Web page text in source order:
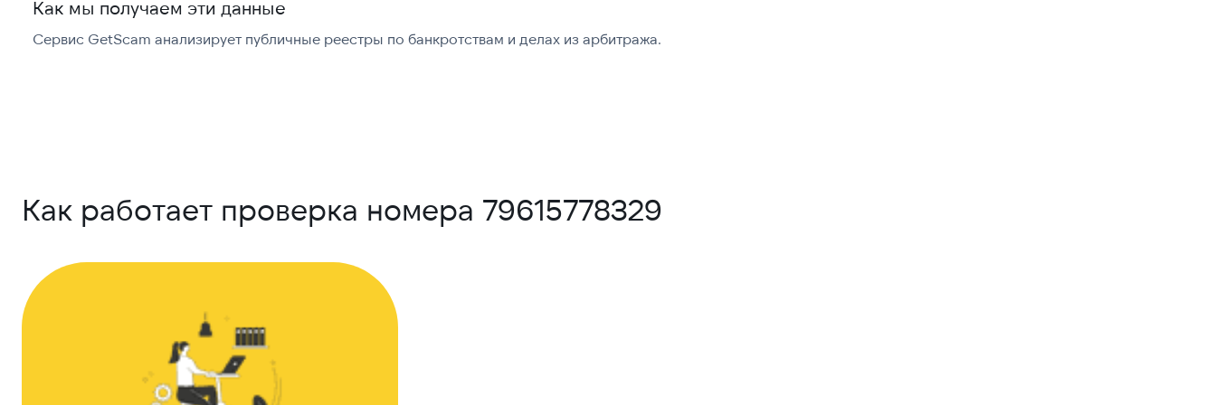
Как мы получаем эти данные
Сервис GetScam анализирует публичные реестры по банкротствам и делах из арбитража.
Как работает проверка номера 79615778329